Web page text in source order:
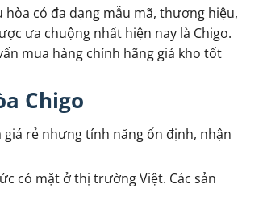
có đa dạng mẫu mã, thương hiệu,
ưa chuộng nhất hiện nay là Chigo.
mua hàng chính hãng giá kho tốt
Chigo
rẻ nhưng tính năng ổn định, nhận
có mặt ở thị trường Việt. Các sản